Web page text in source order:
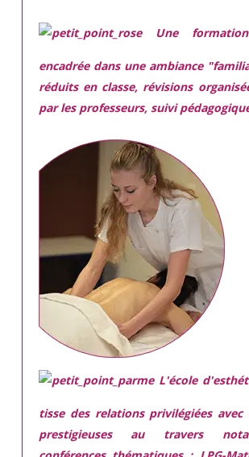
Une
encadrée dans une ambiance
réduits en classe, révisions
par les professeurs, suivi
L'école
tisse des relations privilégiées avec
prestigieuses au travers